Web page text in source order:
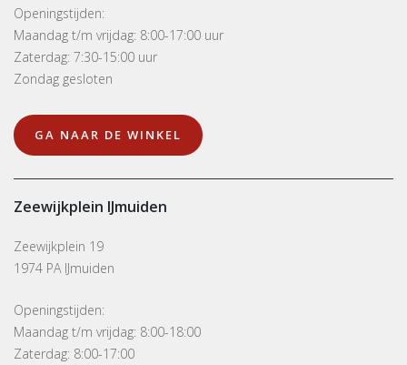
Openingstijden:
Maandag t/m vrijdag: 8:00-17:00 uur
Zaterdag: 7:30-15:00 uur
Zondag gesloten
GA NAAR DE WINKEL
Zeewijkplein IJmuiden
Zeewijkplein 19
1974 PA IJmuiden
Openingstijden:
Maandag t/m vrijdag: 8:00-18:00
Zaterdag: 8:00-17:00